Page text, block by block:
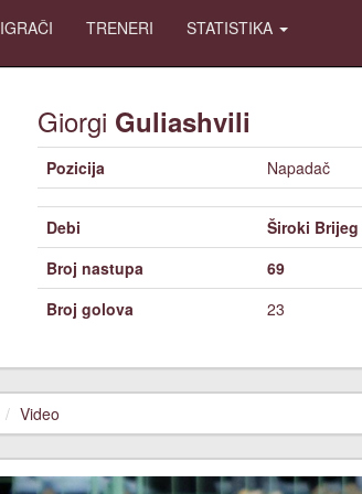
IGRAČI TRENERI STATISTIKA
Giorgi Guliashvili
Pozicija Napadač
Debi
Široki Brijeg
Broj nastupa
69
Broj golova
23
Video